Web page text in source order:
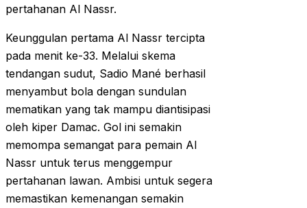
pertahanan Al Nassr.
Keunggulan pertama Al Nassr tercipta
pada menit ke-33. Melalui skema
tendangan sudut, Sadio Mané berhasil
menyambut bola dengan sundulan
mematikan yang tak mampu diantisipasi
oleh kiper Damac. Gol ini semakin
memompa semangat para pemain Al
Nassr untuk terus menggempur
pertahanan lawan. Ambisi untuk segera
memastikan kemenangan semakin